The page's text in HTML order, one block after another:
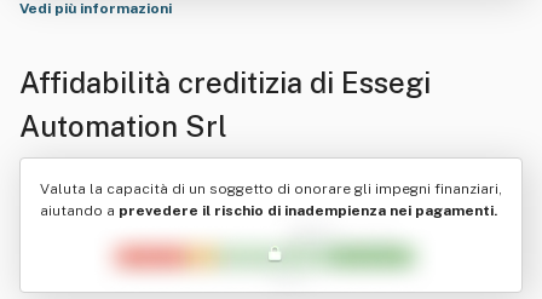
Vedi più informazioni
Affidabilità creditizia di Essegi
Automation Srl
Valuta la capacità di un soggetto di onorare gli impegni finanziari,
aiutando a prevedere il rischio di inadempienza nei pagamenti.